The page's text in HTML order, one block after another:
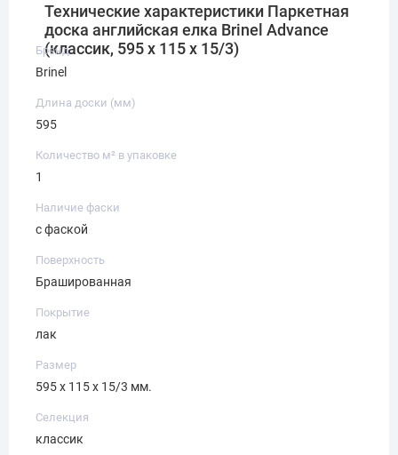
Технические характеристики Паркетная
доска английская елка Brinel Advance
(классик, 595 х 115 х 15/3)
Бренд
Brinel
Длина доски (мм)
595
Количество м² в упаковке
1
Наличие фаски
с фаской
Поверхность
Брашированная
Покрытие
лак
Размер
595 х 115 х 15/3 мм.
Селекция
классик